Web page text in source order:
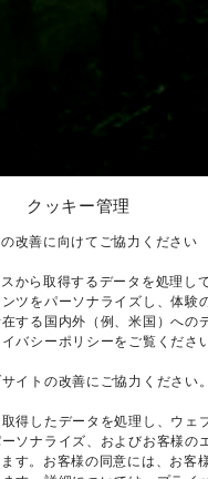
クッキー管理
改善に向けてご協力ください
から取得するデータを処理し
ツをパーソナライズし、体験
する国内外（例、米国）への
バシーポリシーをご覧ください
イトの改善にご協力ください。
得したデータを処理し、ウェ
ソナライズ、およびお客様の
す。お客様の同意には、お客